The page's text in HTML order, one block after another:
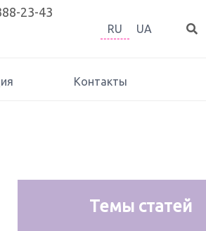
23-43
RU UA
Контакты
Темы статей